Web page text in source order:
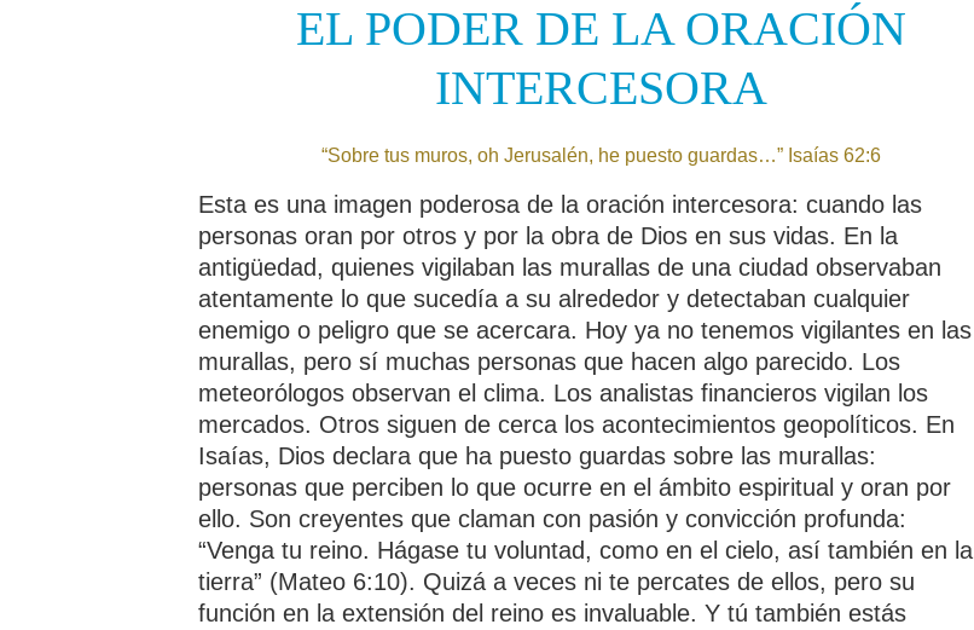
EL PODER DE LA ORACIÓN
INTERCESORA
“Sobre tus muros, oh Jerusalén, he puesto guardas…” Isaías 62:6
Esta es una imagen poderosa de la oración intercesora: cuando las
personas oran por otros y por la obra de Dios en sus vidas. En la
antigüedad, quienes vigilaban las murallas de una ciudad observaban
atentamente lo que sucedía a su alrededor y detectaban cualquier
enemigo o peligro que se acercara. Hoy ya no tenemos vigilantes en las
murallas, pero sí muchas personas que hacen algo parecido. Los
meteorólogos observan el clima. Los analistas financieros vigilan los
mercados. Otros siguen de cerca los acontecimientos geopolíticos. En
Isaías, Dios declara que ha puesto guardas sobre las murallas:
personas que perciben lo que ocurre en el ámbito espiritual y oran por
ello. Son creyentes que claman con pasión y convicción profunda:
“Venga tu reino. Hágase tu voluntad, como en el cielo, así también en la
tierra” (Mateo 6:10). Quizá a veces ni te percates de ellos, pero su
función en la extensión del reino es invaluable. Y tú también estás